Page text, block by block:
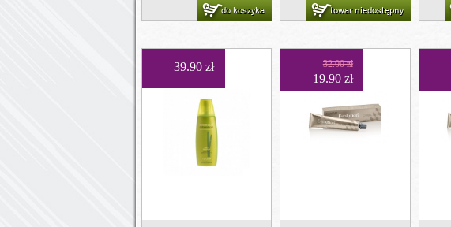
do koszyka towar niedostępny
39.90 zł 32.00 zł
19.90 zł